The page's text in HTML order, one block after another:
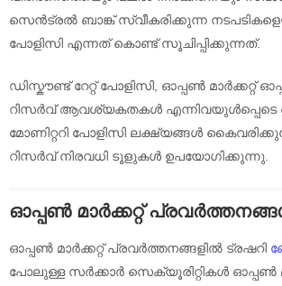
സെൻട്രൽ ബാങ്ക് സ്വീകരിക്കുന്ന
പോളിസി എന്നത് കൊണ്ട് സൂചിപ്പിക്കുന്നത്.
ഡിസ്കൗണ്ട് റേറ്റ് പോളിസി, ഓപ്പൺ മാർക്കറ്റ്
റിസർവ് ആവശ്യകതകൾ എന്നിവയുൾപ്പെടെ
മോണിറ്ററി പോളിസി ലക്ഷ്യങ്ങൾ
റിസർവ് നിരവധി ടൂളുകൾ ഉപയോഗിക്കുന്നു.
ഓപ്പൺ മാർക്കറ്റ്
ഓപ്പൺ മാർക്കറ്റ് പ്രവർത്തനങ്ങളിൽ ട്രഷറി
പോലുള്ള സർക്കാർ സെക്യൂരിറ്റികൾ ഓപ്പൺ